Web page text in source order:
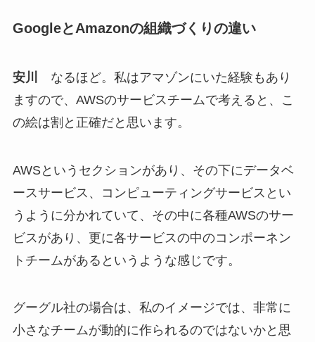
GoogleとAmazonの組織づくりの違い
安川
なるほど。私はアマゾンにいた経験もあり
ますので、AWSのサービスチームで考えると、こ
の絵は割と正確だと思います。
AWSというセクションがあり、その下にデータベ
ースサービス、コンピューティングサービスとい
うように分かれていて、その中に各種AWSのサー
ビスがあり、更に各サービスの中のコンポーネン
トチームがあるというような感じです。
グーグル社の場合は、私のイメージでは、非常に
小さなチームが動的に作られるのではないかと思